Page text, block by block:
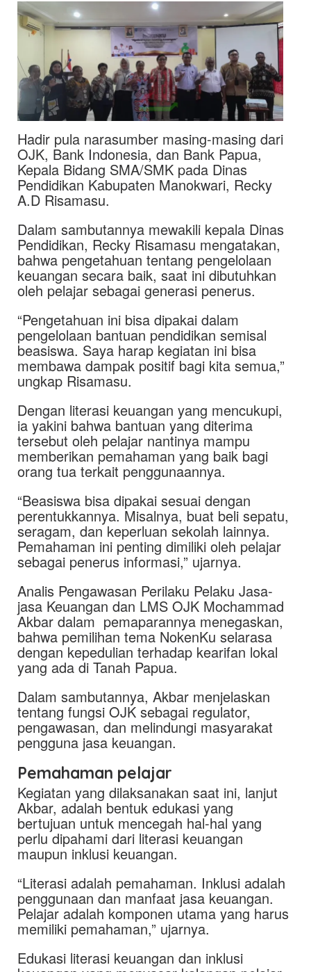
Hadir pula narasumber masing-masing dari
OJK, Bank Indonesia, dan Bank Papua,
Kepala Bidang SMA/SMK pada Dinas
Pendidikan Kabupaten Manokwari, Recky
A.D Risamasu.
Dalam sambutannya mewakili kepala Dinas
Pendidikan, Recky Risamasu mengatakan,
bahwa pengetahuan tentang pengelolaan
keuangan secara baik, saat ini dibutuhkan
oleh pelajar sebagai generasi penerus.
“Pengetahuan ini bisa dipakai dalam
pengelolaan bantuan pendidikan semisal
beasiswa. Saya harap kegiatan ini bisa
membawa dampak positif bagi kita semua,”
ungkap Risamasu.
Dengan literasi keuangan yang mencukupi,
ia yakini bahwa bantuan yang diterima
tersebut oleh pelajar nantinya mampu
memberikan pemahaman yang baik bagi
orang tua terkait penggunaannya.
“Beasiswa bisa dipakai sesuai dengan
perentukkannya. Misalnya, buat beli sepatu,
seragam, dan keperluan sekolah lainnya.
Pemahaman ini penting dimiliki oleh pelajar
sebagai penerus informasi,” ujarnya.
Analis Pengawasan Perilaku Pelaku Jasa-
jasa Keuangan dan LMS OJK Mochammad
Akbar dalam pemaparannya menegaskan,
bahwa pemilihan tema NokenKu selarasa
dengan kepedulian terhadap kearifan lokal
yang ada di Tanah Papua.
Dalam sambutannya, Akbar menjelaskan
tentang fungsi OJK sebagai regulator,
pengawasan, dan melindungi masyarakat
pengguna jasa keuangan.
Pemahaman pelajar
Kegiatan yang dilaksanakan saat ini, lanjut
Akbar, adalah bentuk edukasi yang
bertujuan untuk mencegah hal-hal yang
perlu dipahami dari literasi keuangan
maupun inklusi keuangan.
“Literasi adalah pemahaman. Inklusi adalah
penggunaan dan manfaat jasa keuangan.
Pelajar adalah komponen utama yang harus
memiliki pemahaman,” ujarnya.
Edukasi literasi keuangan dan inklusi